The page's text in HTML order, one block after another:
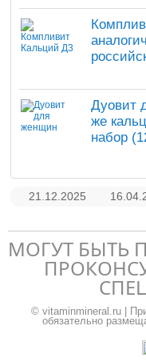
Дуовит
же
набор
21.12.2025
МОГУТ БЫТЬ
© vitaminmineral.ru |
обязательно